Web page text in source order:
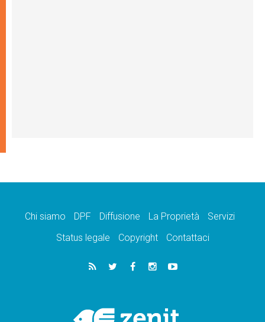
Chi siamo DPF Diffusione La Proprietà
Servizi
Status legale
Copyright Contattaci